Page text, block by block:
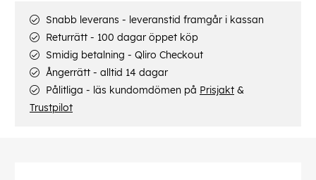
Snabb leverans - leveranstid framgår i kassan
Returrätt - 100 dagar öppet köp
Smidig betalning - Qliro Checkout
Ångerrätt - alltid 14 dagar
Pålitliga - läs kundomdömen på Prisjakt &
Trustpilot